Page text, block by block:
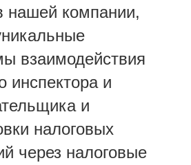
нашей компании,
взаимодействия
инспектора и
и
налоговых
через налоговые